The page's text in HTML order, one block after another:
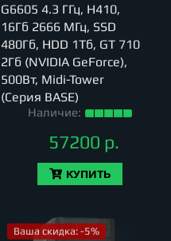
G6605 4.3 ГГц, H410,
16Гб 2666 МГц, SSD
480Гб, HDD 1Тб, GT 710
2Гб (NVIDIA GeForce),
500Вт, Midi-Tower
(Серия BASE)
Наличие:
57200 р.
КУПИТЬ
Ваша скидка: -5%